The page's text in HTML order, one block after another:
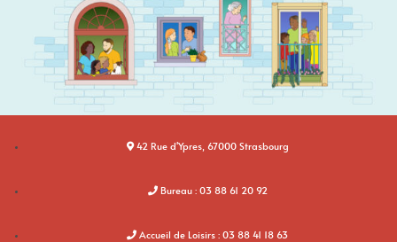
42 Rue d'Ypres, 67000 Strasbourg
Bureau : 03 88 61 20 92
Accueil de Loisirs : 03 88 41 18 63